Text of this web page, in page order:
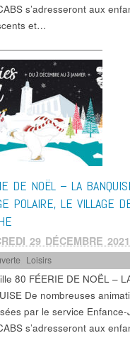
s’adresseront aux
et…
DE NOËL – LA
POLAIRE, LE VILLAGE
29 DÉCEMBRE 2021
Loisirs
80 FÉERIE DE NOËL –
De nombreuses
par le service Enfance-
s’adresseront aux